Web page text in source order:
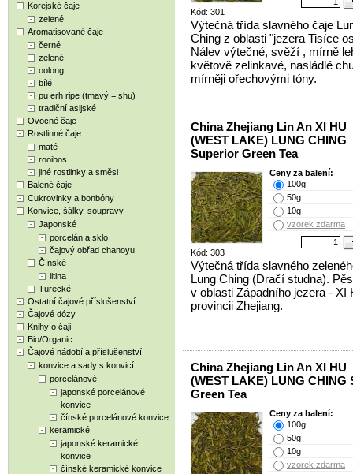
Korejské čaje
zelené
Aromatisované čaje
černé
zelené
oolong
bílé
pu erh ripe (tmavý = shu)
tradiční asijské
Ovocné čaje
Rostlinné čaje
maté
rooibos
jiné rostlinky a směsi
Balené čaje
Cukrovinky a bonbóny
Konvice, šálky, soupravy
Japonské
porcelán a sklo
čajový obřad chanoyu
Čínské
litina
Turecké
Ostatní čajové příslušenství
Čajové dózy
Knihy o čaji
Bio/Organic
Čajové nádobí a příslušenství
konvice a sady s konvicí
porcelánové
japonské porcelánové
konvice
čínské porcelánové konvice
keramické
japonské keramické
konvice
čínské keramické konvice
Kód: 301
Výtečná třída slavného čaje
Ching z oblasti "jezera Tisíce
Nálev výtečné, svěží , mírně
květově zelinkavé, nasládlé
mírněji ořechovými tóny.
China Zhejiang Lin An XI HU
(WEST LAKE) LUNG CHING
Superior Green Tea
Kód: 303
Ceny za balení:
100g
50g
10g
vzorek zdarma
Výtečná třída slavného
Lung Ching (Dračí studna).
v oblasti Západního jezera - XI
provincii Zhejiang.
China Zhejiang Lin An XI HU
(WEST LAKE) LUNG CHING
Green Tea
Ceny za balení:
100g
50g
10g
vzorek zdarma